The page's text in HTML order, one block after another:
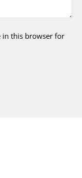
in this browser for